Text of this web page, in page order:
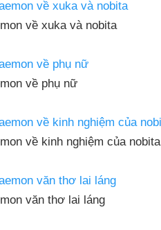
về xuka và nobita
về phụ nữ
về kinh nghiệm của nobita
văn thơ lai láng